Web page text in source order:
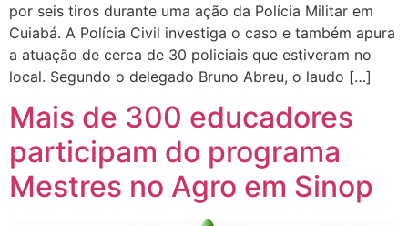
por seis tiros durante uma ação da Polícia Militar em
Cuiabá. A Polícia Civil investiga o caso e também apura
a atuação de cerca de 30 policiais que estiveram no
local. Segundo o delegado Bruno Abreu, o laudo […]
Mais de 300 educadores
participam do programa
Mestres no Agro em Sinop